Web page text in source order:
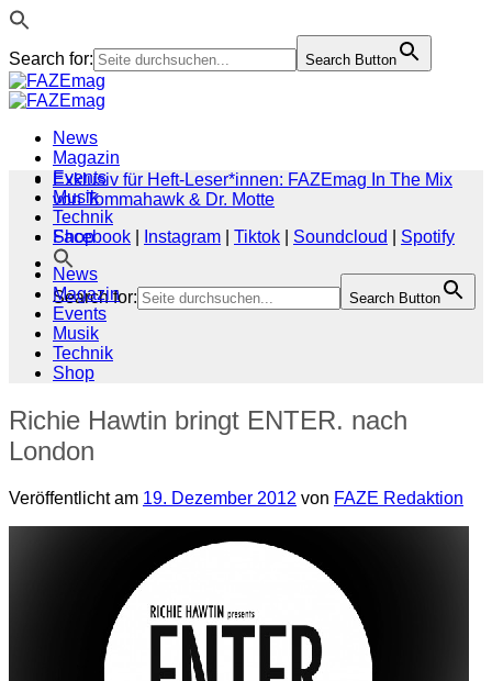
Search for: Search Button
Zum
Inhalt
News
Magazin
Events
Musik
Technik
Shop
Search for: Search Button
Exklusiv für Heft-Leser*innen: FAZEmag In The Mix
von Tommahawk & Dr. Motte
Facebook
Instagram Tiktok Soundcloud
Spotify
News
Magazin
Events
Musik
Technik
Shop
Richie Hawtin bringt ENTER. nach
London
Veröffentlicht am 19. Dezember 2012 von FAZE Redaktion